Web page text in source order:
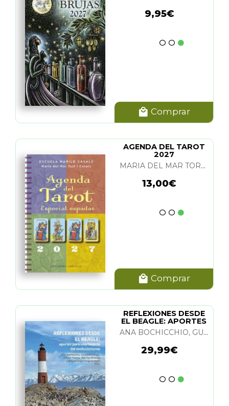
9,95€
Comprar
AGENDA DEL TAROT
2027
MARIA DEL MAR TORT I CASALS
13,00€
Comprar
REFLEXIONES DESDE
EL BEAGLE: APORTES
PARA UNA HIST.
ANA BOCHICCHIO, GUSTAVO VALLEJO, HECTOR PALMA, MARISA MIRANDA Y M. A. PUIG-SAMPER
29,99€